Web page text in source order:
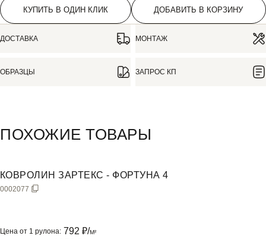
КУПИТЬ В ОДИН КЛИК ДОБАВИТЬ В КОРЗИНУ
ДОСТАВКА МОНТАЖ
ОБРАЗЦЫ ЗАПРОС КП
ПОХОЖИЕ ТОВАРЫ
КОВРОЛИН ЗАРТЕКС - ФОРТУНА 4
0002077
Цена от 1 рулона: 792 ₽/M²